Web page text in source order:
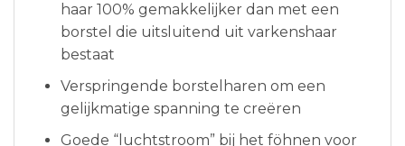
haar 100% gemakkelijker dan met een
borstel die uitsluitend uit varkenshaar
bestaat
Verspringende borstelharen om een ​​
gelijkmatige spanning te creëren
Goede “luchtstroom” bij het föhnen voor